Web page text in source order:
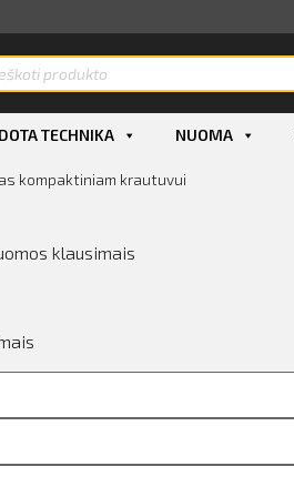
TECHNIKA NUOMA
kompaktiniam krautuvui
klausimais